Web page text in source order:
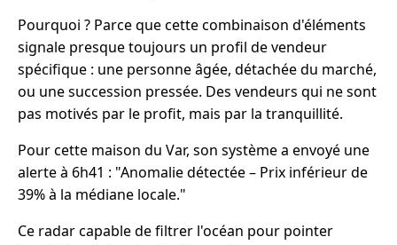
Pourquoi ? Parce que cette combinaison d'éléments
signale presque toujours un profil de vendeur
spécifique : une personne âgée, détachée du marché,
ou une succession pressée. Des vendeurs qui ne sont
pas motivés par le profit, mais par la tranquillité.
Pour cette maison du Var, son système a envoyé une
alerte à 6h41 : "Anomalie détectée – Prix inférieur de
39% à la médiane locale."
Ce radar capable de filtrer l'océan pour pointer